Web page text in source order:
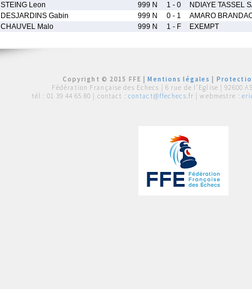
STEING Leon 999 N 1 - 0 NDIAYE TASSEL
DESJARDINS Gabin 999 N 0 - 1 AMARO
CHAUVEL Malo 999 N 1 - F EXEMPT
Copyright © 2015 FFE |Mentions légales
Fédération Française des Echecs | 6 rue de l'Eglise | 92600
tél : 01 39 44 65 80 | contact : contact@ffechecs.fr | webmestre :